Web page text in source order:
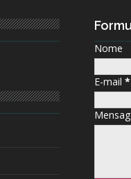
Nome
E-mail *